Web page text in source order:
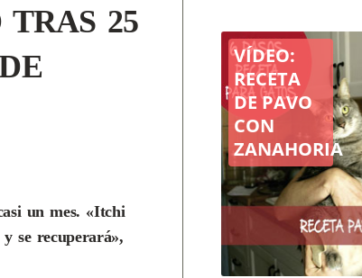
25
un mes. «Itchi
se recuperará»,
Arquitectos
para
gatos
solidarios